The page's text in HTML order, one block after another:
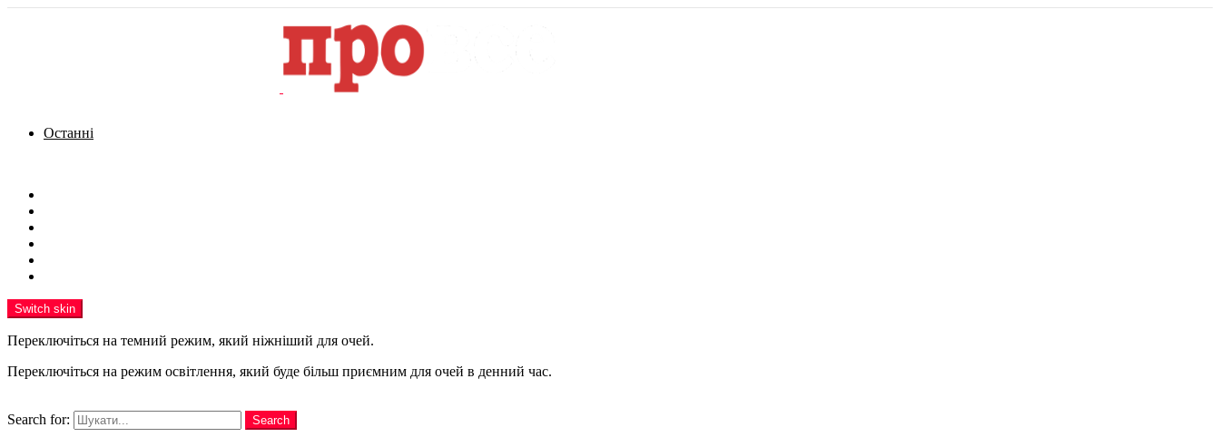
Останні
Switch skin
Переключіться на темний режим, який ніжніший для очей.
Переключіться на режим освітлення, який буде більш приємним для очей в денний час.
Search for:
Search